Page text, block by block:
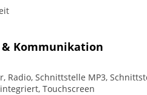
Kommunikation
Radio, Schnittstelle MP3,
Touchscreen